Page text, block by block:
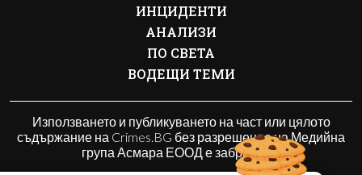
ИНЦИДЕНТИ
АНАЛИЗИ
ПО СВЕТА
ВОДЕЩИ ТЕМИ
Използването и публикуването на част или цялото
съдържание на Crimes.BG без разрешение на Медийна
група Асмара ЕООД е забранено.